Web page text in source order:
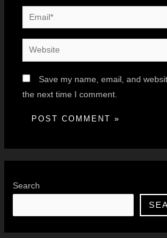
Save my name, email, and
the next time I comment.
Search